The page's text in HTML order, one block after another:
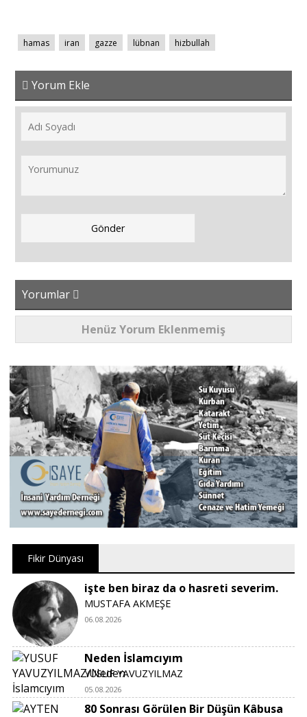
hamas iran gazze lübnan hizbullah
Yorum Ekle
Yorumlar
Henüz Yorum Eklenmemiş
Fikir Dünyası
işte ben biraz da o hasreti severim.
MUSTAFA AKMEŞE
06.08.2026
Neden İslamcıyım
YUSUF YAVUZYILMAZ
05.08.2026
80 Sonrası Görülen Bir Düşün Kâbusa